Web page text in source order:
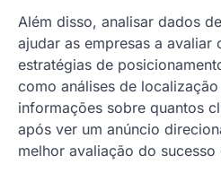
Além disso, analisar dados
ajudar as empresas a avaliar
estratégias de
como análises de
informações sobre quantos
após ver um anúncio
melhor avaliação do sucesso